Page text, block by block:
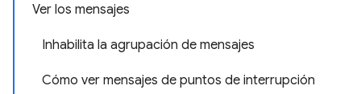
Ver los mensajes
Inhabilita la agrupación de mensajes
Cómo ver mensajes de puntos de interrupción